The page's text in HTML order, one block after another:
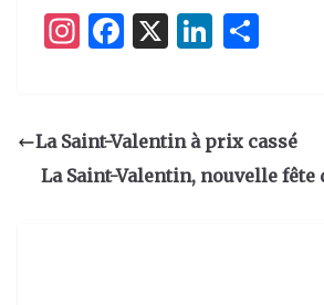
I
a
g
F
e
b
X
Li
e
dI
g
er
La Saint-Valentin à prix cassé
La Saint-Valentin, nouvelle fête